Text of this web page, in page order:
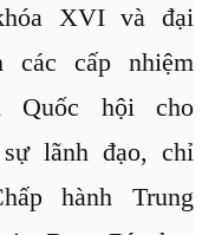
XVI và đại
các cấp nhiệm
Quốc hội cho
lãnh đạo, chỉ
hành Trung